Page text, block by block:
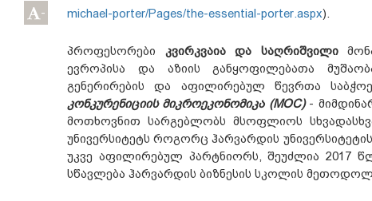
-
michael-porter/Pages/the-essential-porter.aspx).
პროფესორები კვირკვაია და საღრიშვილი
ევროპისა და აზიის განყოფილებათა
გენერირების და აფილირებულ წევრთა
კონკურენიციის მიკროეკონომიკა (MOC)-
მოთხოვნით სარგებლობს მსოფლიოს
უნივერსიტეტს როგორც ჰარვარდის
უკვე აფილირებულ პარტნიორს, შეუძლია 2017
სწავლება ჰარვარდის ბიზნესის სკოლის